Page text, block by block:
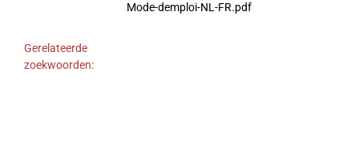
Mode-demploi-NL-FR.pdf
Gerelateerde
zoekwoorden: